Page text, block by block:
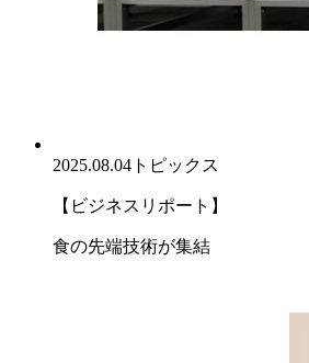
2025.08.04 トピックス
【ビジネスリポート】
食の先端技術が集結